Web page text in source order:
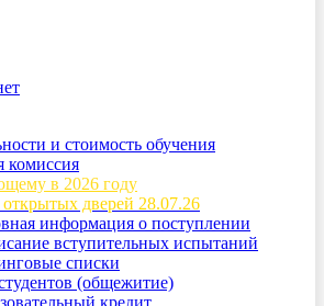
и стоимость обучения
комиссия
в 2026 году
дверей 28.07.26
информация о поступлении
вступительных испытаний
списки
(общежитие)
кредит